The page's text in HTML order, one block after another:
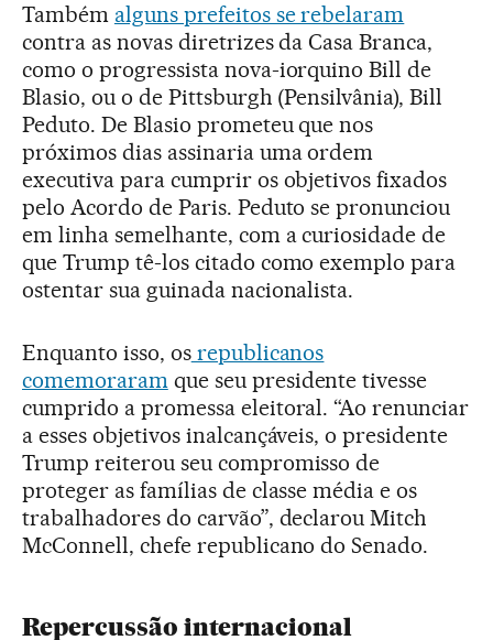
Também alguns prefeitos se rebelaram
contra as novas diretrizes da Casa Branca,
como o progressista nova-iorquino Bill de
Blasio, ou o de Pittsburgh (Pensilvânia), Bill
Peduto. De Blasio prometeu que nos
próximos dias assinaria uma ordem
executiva para cumprir os objetivos fixados
pelo Acordo de Paris. Peduto se pronunciou
em linha semelhante, com a curiosidade de
que Trump tê-los citado como exemplo para
ostentar sua guinada nacionalista.
Enquanto isso, osrepublicanos
comemoraramque seu presidente tivesse
cumprido a promessa eleitoral. “Ao renunciar
a esses objetivos inalcançáveis, o presidente
Trump reiterou seu compromisso de
proteger as famílias de classe média e os
trabalhadores do carvão”, declarou Mitch
McConnell, chefe republicano do Senado.
Repercussão internacional